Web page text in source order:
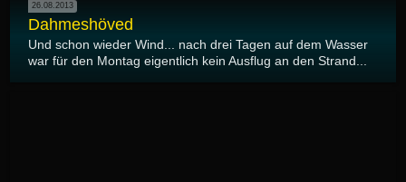
26.08.2013
Dahmeshöved
Und schon wieder Wind... nach drei Tagen auf dem Wasser
war für den Montag eigentlich kein Ausflug an den Strand...